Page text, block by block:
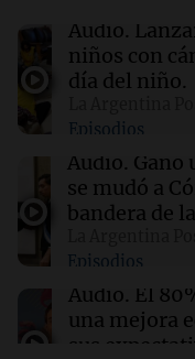
Las acciones
posibilidad de
directivos
14:28 Política y
El 80% de los
económica,
Ganó una beca
Córdoba y hoy
universidad
Audio.
niños con
día del niño.
Episodios
Audio. Ganó
se mudó a
bandera de
Episodios
Audio. El
una mejora
sus